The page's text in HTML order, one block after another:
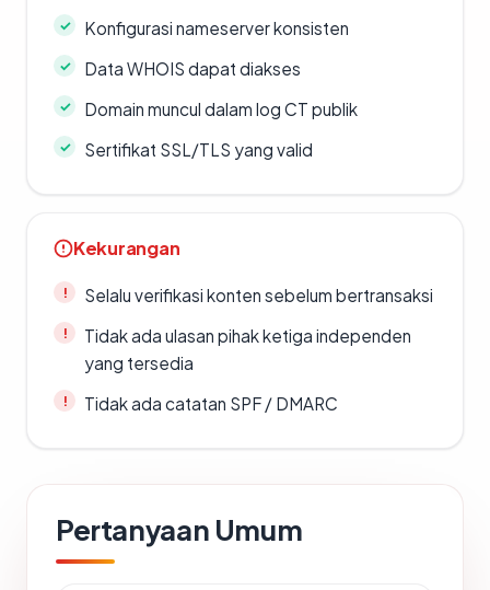
Konfigurasi nameserver konsisten
Data WHOIS dapat diakses
Domain muncul dalam log CT publik
Sertifikat SSL/TLS yang valid
Kekurangan
Selalu verifikasi konten sebelum bertransaksi
Tidak ada ulasan pihak ketiga independen
yang tersedia
Tidak ada catatan SPF / DMARC
Pertanyaan Umum